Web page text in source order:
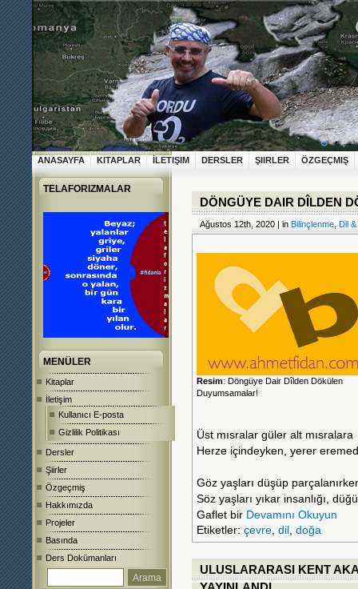
ANASAYFA KITAPLAR İLETIŞIM DERSLER ŞIIRLER ÖZGEÇMIŞ
TELAFORIZMALAR
MENÜLER
Kitaplar
İletişim
Kullanıcı E-posta
Gizlilik Politikası
Dersler
Şiirler
Özgeçmiş
Hakkımızda
Projeler
Basında
Ders Dokümanları
DÖNGÜYE DAIR DÎLDEN
Ağustos 12th, 2020 | in Bilinçlenme Dil
Resim: Döngüye Dair Dîlden Dökülen
Duyumsamalar!
Üst mısralar güler alt mısralara
Herze içindeyken, yerer
Göz yaşları düşüp
Söz yaşları yıkar insanlığı,
Gaflet bir Devamını Okuyun
Etiketler: çevre, dil , doğa
ULUSLARARASI KENT